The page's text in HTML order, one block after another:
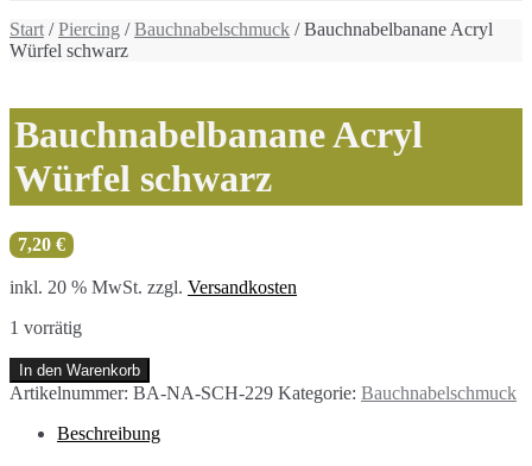
Start /Piercing /Bauchnabelschmuck / Bauchnabelbanane Acryl
Würfel schwarz
Bauchnabelbanane Acryl
Würfel schwarz
7,20 €
inkl. 20 % MwSt. zzgl. Versandkosten
1 vorrätig
Bauchnabelbanane
Acryl
schwarz
In den Warenkorb
Artikelnummer: BA-NA-SCH-229 Kategorie: Bauchnabelschmuck
Beschreibung